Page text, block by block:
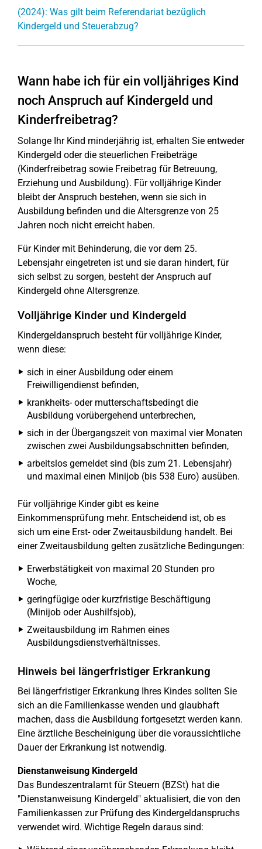
(2024): Was gilt beim Referendariat bezüglich
Kindergeld und Steuerabzug?
Wann habe ich für ein volljähriges Kind
noch Anspruch auf Kindergeld und
Kinderfreibetrag?
Solange Ihr Kind minderjährig ist, erhalten Sie entweder
Kindergeld oder die steuerlichen Freibeträge
(Kinderfreibetrag sowie Freibetrag für Betreuung,
Erziehung und Ausbildung). Für volljährige Kinder
bleibt der Anspruch bestehen, wenn sie sich in
Ausbildung befinden und die Altersgrenze von 25
Jahren noch nicht erreicht haben.
Für Kinder mit Behinderung, die vor dem 25.
Lebensjahr eingetreten ist und sie daran hindert, für
sich selbst zu sorgen, besteht der Anspruch auf
Kindergeld ohne Altersgrenze.
Volljährige Kinder und Kindergeld
Kindergeldanspruch besteht für volljährige Kinder,
wenn diese:
sich in einer Ausbildung oder einem
Freiwilligendienst befinden,
krankheits- oder mutterschaftsbedingt die
Ausbildung vorübergehend unterbrechen,
sich in der Übergangszeit von maximal vier Monaten
zwischen zwei Ausbildungsabschnitten befinden,
arbeitslos gemeldet sind (bis zum 21. Lebensjahr)
und maximal einen Minijob (bis 538 Euro) ausüben.
Für volljährige Kinder gibt es keine
Einkommensprüfung mehr. Entscheidend ist, ob es
sich um eine Erst- oder Zweitausbildung handelt. Bei
einer Zweitausbildung gelten zusätzliche Bedingungen:
Erwerbstätigkeit von maximal 20 Stunden pro
Woche,
geringfügige oder kurzfristige Beschäftigung
(Minijob oder Aushilfsjob),
Zweitausbildung im Rahmen eines
Ausbildungsdienstverhältnisses.
Hinweis bei längerfristiger Erkrankung
Bei längerfristiger Erkrankung Ihres Kindes sollten Sie
sich an die Familienkasse wenden und glaubhaft
machen, dass die Ausbildung fortgesetzt werden kann.
Eine ärztliche Bescheinigung über die voraussichtliche
Dauer der Erkrankung ist notwendig.
Dienstanweisung Kindergeld
Das Bundeszentralamt für Steuern (BZSt) hat die
"Dienstanweisung Kindergeld" aktualisiert, die von den
Familienkassen zur Prüfung des Kindergeldanspruchs
verwendet wird. Wichtige Regeln daraus sind: